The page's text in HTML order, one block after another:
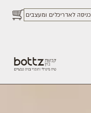
כניסה לאדריכלים ומעצבים